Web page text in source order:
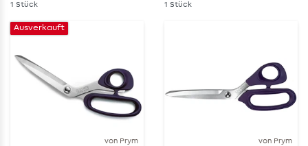
1 Stück 1 Stück
von Prym
Ausverkauft
von Prym